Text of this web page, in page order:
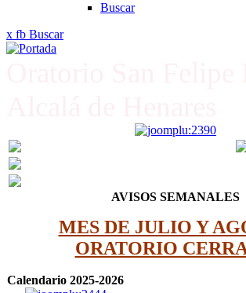
Buscar
x fb Buscar
AVISOS SEMANALES
MES DE JULIO Y
ORATORIO
Calendario 2025-2026